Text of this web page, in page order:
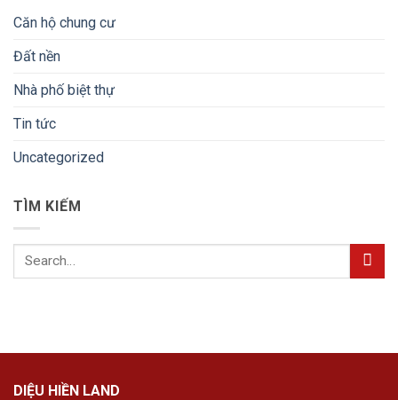
Căn hộ chung cư
Đất nền
Nhà phố biệt thự
Tin tức
Uncategorized
TÌM KIẾM
DIỆU HIỀN LAND